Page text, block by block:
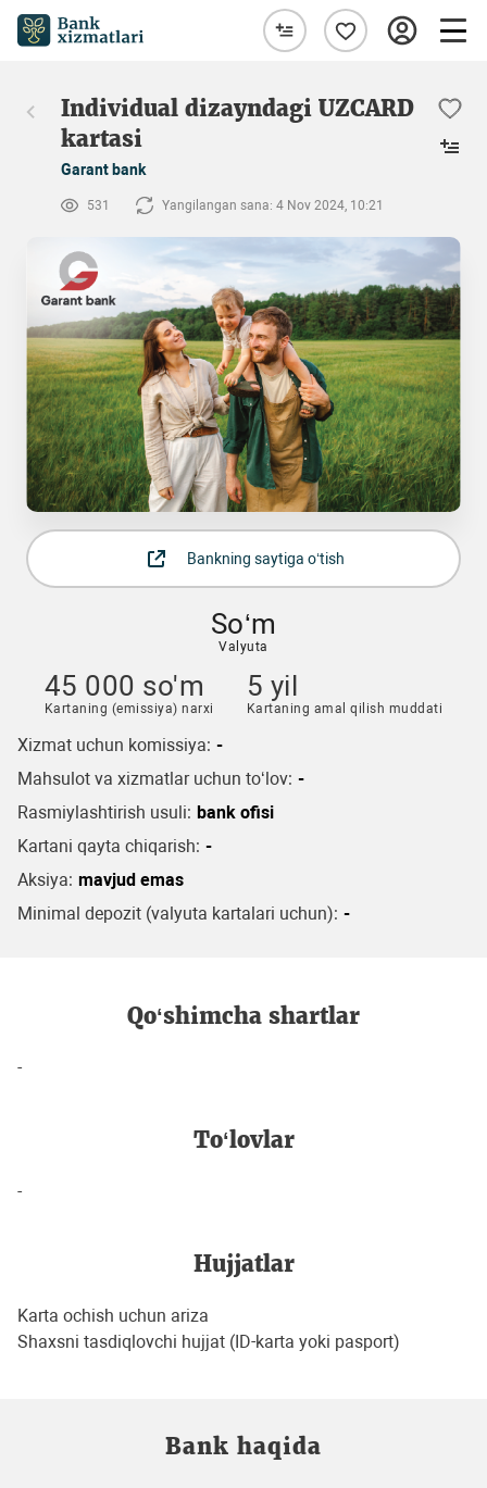
Individual dizayndagi UZCARD
kartasi
Garant bank
531 Yangilangan sana: 4 Nov 2024, 10:21
Bankning saytiga o‘tish
So‘m
Valyuta
45 000 so'm
Kartaning (emissiya) narxi
5 yil
Kartaning amal qilish muddati
Xizmat uchun komissiya: -
Mahsulot va xizmatlar uchun to‘lov: -
Rasmiylashtirish usuli: bank ofisi
Kartani qayta chiqarish: -
Aksiya: mavjud emas
Minimal depozit (valyuta kartalari uchun): -
Qo‘shimcha shartlar
-
To‘lovlar
-
Hujjatlar
Karta ochish uchun ariza
Shaxsni tasdiqlovchi hujjat (ID-karta yoki pasport)
Bank haqida